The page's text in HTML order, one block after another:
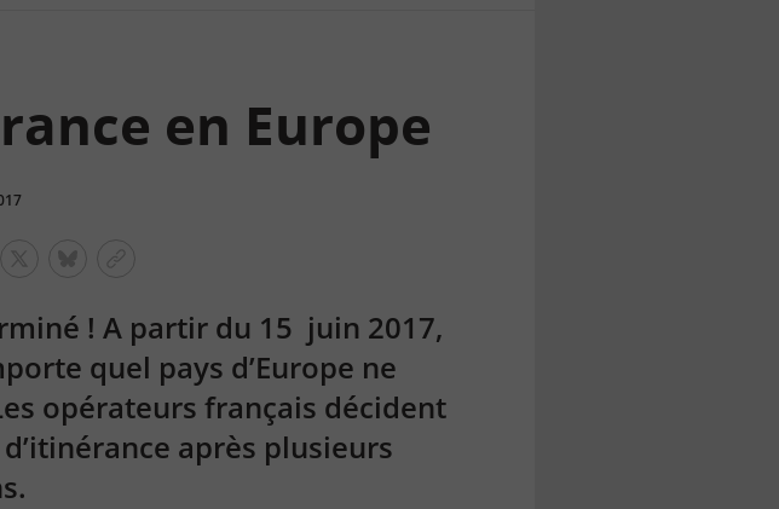
en Europe
lien
! A partir du 15 juin 2017,
quel pays d’Europe ne
opérateurs français décident
après plusieurs